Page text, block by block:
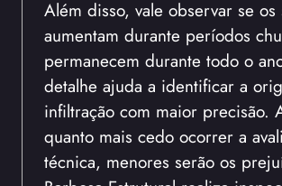
Além disso, vale observar se os
aumentam durante períodos
permanecem durante todo o
detalhe ajuda a identificar a
infiltração com maior precisão.
quanto mais cedo ocorrer a
técnica, menores serão os